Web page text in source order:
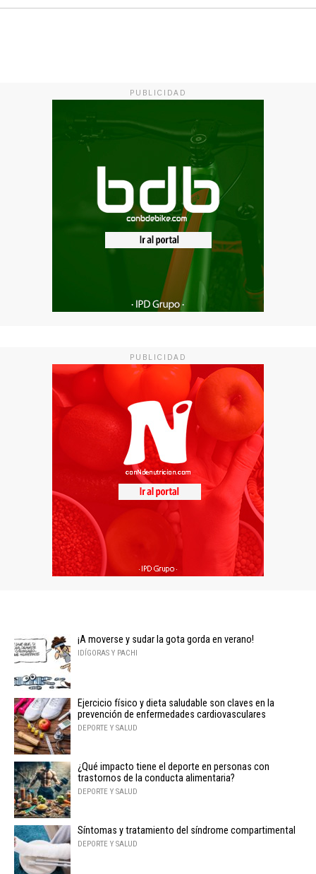
PUBLICIDAD
PUBLICIDAD
¡A moverse y sudar la gota gorda en verano!
IDÍGORAS Y PACHI
Ejercicio físico y dieta saludable son claves en la
prevención de enfermedades cardiovasculares
DEPORTE Y SALUD
¿Qué impacto tiene el deporte en personas con
trastornos de la conducta alimentaria?
DEPORTE Y SALUD
Síntomas y tratamiento del síndrome compartimental
DEPORTE Y SALUD